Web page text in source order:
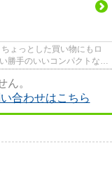
ょっとした買い物にもロ
勝手のいいコンパクトな間
ん。
合わせはこちら